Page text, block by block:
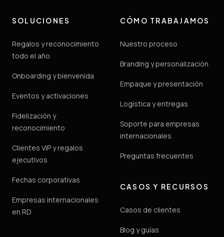
SOLUCIONES
Regalos y reconocimiento
todo el año
Onboarding y bienvenida
Eventos y activaciones
Fidelización y
reconocimiento
Clientes VIP y regalos
ejecutivos
Fechas corporativas
Empresas internacionales
en RD
CÓMO TRABAJAMOS
Nuestro proceso
Branding y personalización
Empaque y presentación
Logística y entregas
Soporte para empresas
internacionales
Preguntas frecuentes
CASOS Y RECURSOS
Casos de clientes
Blog y guías